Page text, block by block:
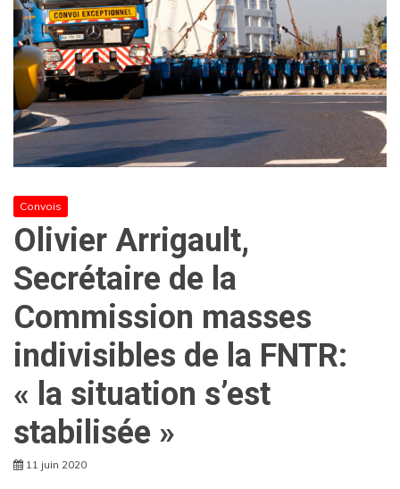
Convois
Olivier Arrigault,
Secrétaire de la
Commission masses
indivisibles de la FNTR:
« la situation s’est
stabilisée »
11 juin 2020